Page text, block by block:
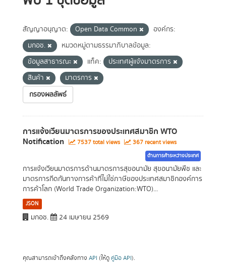
สัญญาอนุญาต: Open Data Common
องค์กร:
มกอช.
หมวดหมู่ตามธรรมาภิบาลข้อมูล:
ข้อมูลสาธารณะ
แท็ค:
ประเทศผู้แจ้งมาตรการ
สินค้า
มาตรการ
กรองผลลัพธ์
การแจ้งเวียนมาตรการของประเทศสมาชิก WTO
Notification 7537 total views 367 recent views
ด้านการค้าระหว่างประเทศ
การแจ้งเวียนมาตรการด้านมาตรการสุขอนามัย สุขอนามัยพืช และ
มาตรการกีดกันทางการค้าที่ไม่ใช่ภาษีของประเทศสมาชิกองค์การ
การค้าโลก (World Trade Organization:WTO)...
JSON
มกอช. 24 เมษายน 2569
คุณสามารถเข้าถึงคลังทาง API (ให้ดู คู่มือ API).